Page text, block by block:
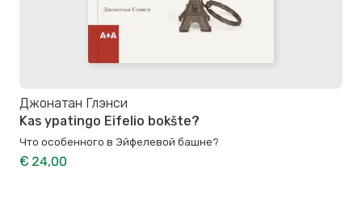
Джонатан Глэнси
Kas ypatingo Eifelio bokšte?
Что особенного в Эйфелевой башне?
€ 24,00